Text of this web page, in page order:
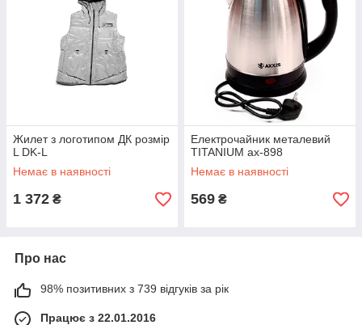
Жилет з логотипом ДК розмір
L DK-L
Немає в наявності
1 372 ₴
Електрочайник металевий
TITANIUM ax-898
Немає в наявності
569 ₴
Про нас
98% позитивних з 739 відгуків за рік
Працює з 22.01.2016